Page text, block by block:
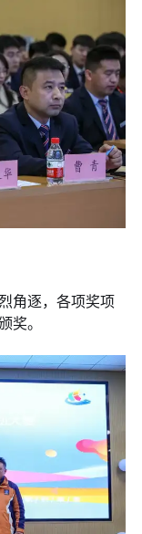
角逐，各项奖项
奖。